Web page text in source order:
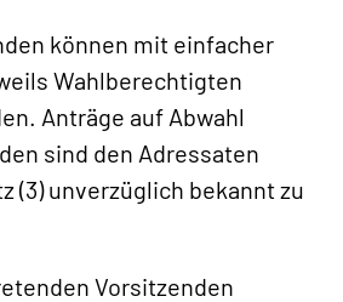
können mit einfacher
Wahlberechtigten
Anträge auf Abwahl
sind den Adressaten
(3) unverzüglich bekannt zu
Vorsitzenden